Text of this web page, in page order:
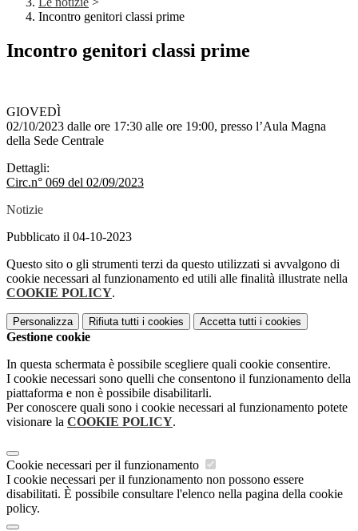
Incontro genitori classi prime
Incontro genitori classi prime
GIOVEDÌ
02/10/2023 dalle ore 17:30 alle ore 19:00, presso l’Aula Magna
della Sede Centrale
Dettagli:
Circ.n° 069 del 02/09/2023
Notizie
Pubblicato il 04-10-2023
Questo sito o gli strumenti terzi da questo utilizzati si avvalgono di
cookie necessari al funzionamento ed utili alle finalità illustrate nella
COOKIE POLICY.
Personalizza Rifiuta tutti i cookies Accetta tutti i cookies
Gestione cookie
In questa schermata è possibile scegliere quali cookie consentire.
I cookie necessari sono quelli che consentono il funzionamento della
piattaforma e non è possibile disabilitarli.
Per conoscere quali sono i cookie necessari al funzionamento potete
visionare la COOKIE POLICY.
Cookie necessari per il funzionamento
I cookie necessari per il funzionamento non possono essere
disabilitati. È possibile consultare l'elenco nella pagina della cookie
policy.